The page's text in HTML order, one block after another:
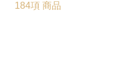
184項 商品